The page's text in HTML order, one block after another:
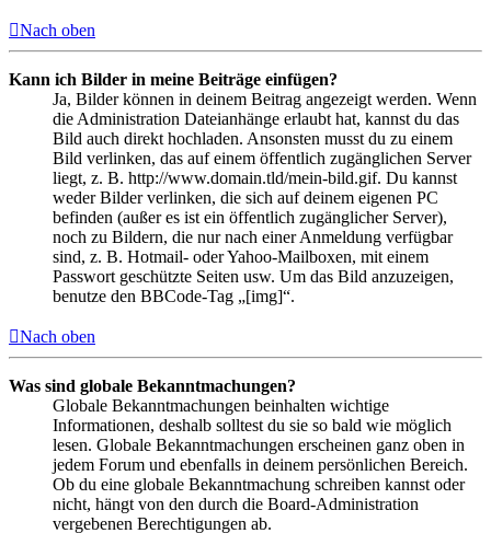
Nach oben
Kann ich Bilder in meine Beiträge einfügen?
Ja, Bilder können in deinem Beitrag angezeigt werden. Wenn
die Administration Dateianhänge erlaubt hat, kannst du das
Bild auch direkt hochladen. Ansonsten musst du zu einem
Bild verlinken, das auf einem öffentlich zugänglichen Server
liegt, z. B. http://www.domain.tld/mein-bild.gif. Du kannst
weder Bilder verlinken, die sich auf deinem eigenen PC
befinden (außer es ist ein öffentlich zugänglicher Server),
noch zu Bildern, die nur nach einer Anmeldung verfügbar
sind, z. B. Hotmail- oder Yahoo-Mailboxen, mit einem
Passwort geschützte Seiten usw. Um das Bild anzuzeigen,
benutze den BBCode-Tag „[img]“.
Nach oben
Was sind globale Bekanntmachungen?
Globale Bekanntmachungen beinhalten wichtige
Informationen, deshalb solltest du sie so bald wie möglich
lesen. Globale Bekanntmachungen erscheinen ganz oben in
jedem Forum und ebenfalls in deinem persönlichen Bereich.
Ob du eine globale Bekanntmachung schreiben kannst oder
nicht, hängt von den durch die Board-Administration
vergebenen Berechtigungen ab.